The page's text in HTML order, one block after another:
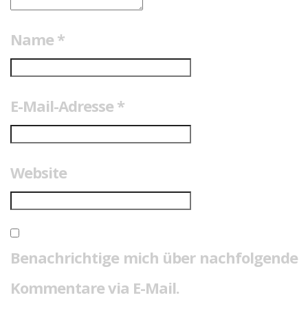
Name *
E-Mail-Adresse *
Website
Benachrichtige mich über nachfolgende
Kommentare via E-Mail.